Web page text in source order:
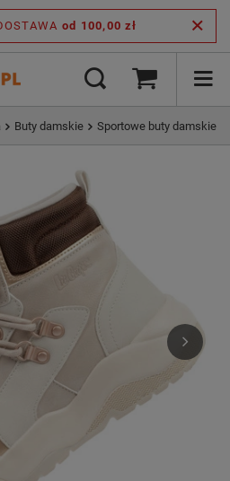
od 100,00 zł
Buty damskie Sportowe buty damskie